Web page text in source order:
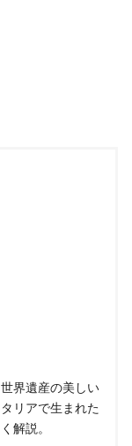
界遺産の美しい
リアで生まれた
解説。